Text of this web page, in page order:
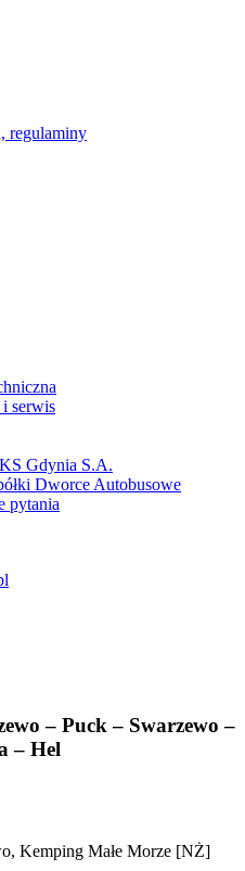
regulaminy
serwis
Gdynia S.A.
Dworce Autobusowe
pytania
– Puck – Swarzewo –
– Hel
Kemping Małe Morze [NŻ]